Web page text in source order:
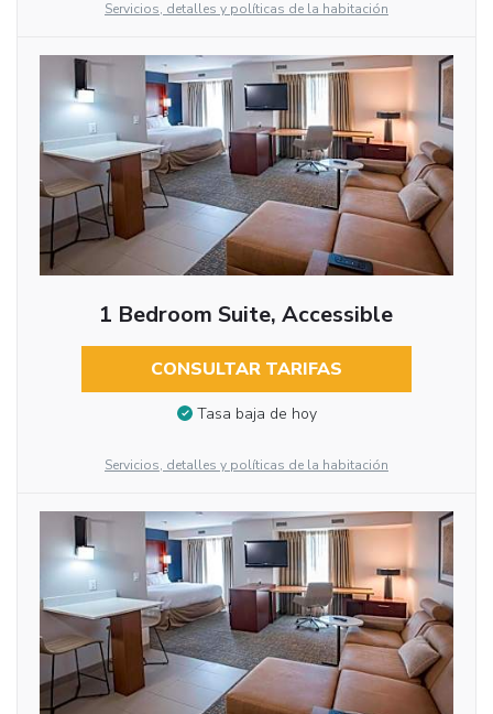
Servicios, detalles y políticas de la habitación
1 Bedroom Suite, Accessible
CONSULTAR TARIFAS
Tasa baja de hoy
Servicios, detalles y políticas de la habitación